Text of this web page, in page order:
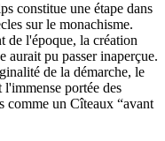
constitue une étape dans
sur le monachisme.
de l'époque, la création
aurait pu passer inaperçue.
de la démarche, le
portée des
comme un Cîteaux “avant